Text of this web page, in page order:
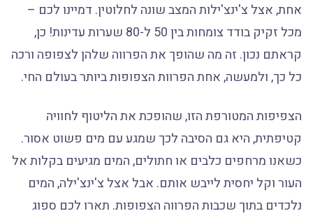
אחת, אצל צ'ינצ'ילות המצב שונה לחלוטין. דמיינו לכם –
מכל זקיק בודד צומחות בין 50 ל-80 שערות עדינות! כן,
קראתם נכון. זה מה שהופך את הפרווה שלהן לצפופה ורכה
כל כך, ולמעשה, אחת הפרוות הצפופות ביותר בעולם החי.
הצפיפות המטורפת הזו, שהופכת את הליטוף לחוויה
קטיפתית, היא גם הסיבה לכך שמגע עם מים פשוט אסור.
כשאנו מרחפים כלבים או חתולים, המים מגיעים בקלות אל
העור וקל יחסית לייבש אותם. אבל אצל צ'ינצ'ילה, המים
נלכדים בתוך שכבות הפרווה הצפופות. תארו לכם ספוג